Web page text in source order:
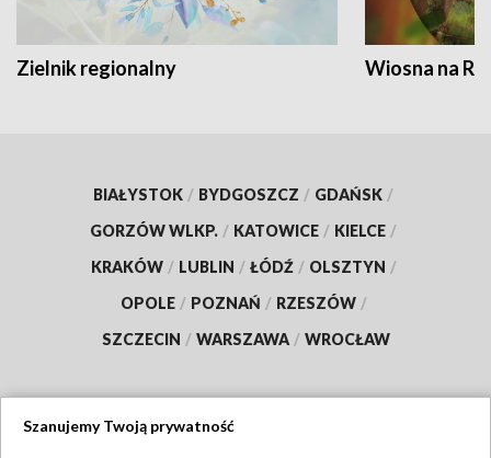
Zielnik regionalny Wiosna na
BIAŁYSTOK / BYDGOSZCZ / GDAŃSK /
GORZÓW WLKP. / KATOWICE / KIELCE /
KRAKÓW / LUBLIN / ŁÓDŹ / OLSZTYN /
OPOLE / POZNAŃ / RZESZÓW /
SZCZECIN / WARSZAWA / WROCŁAW
Szanujemy Twoją prywatność